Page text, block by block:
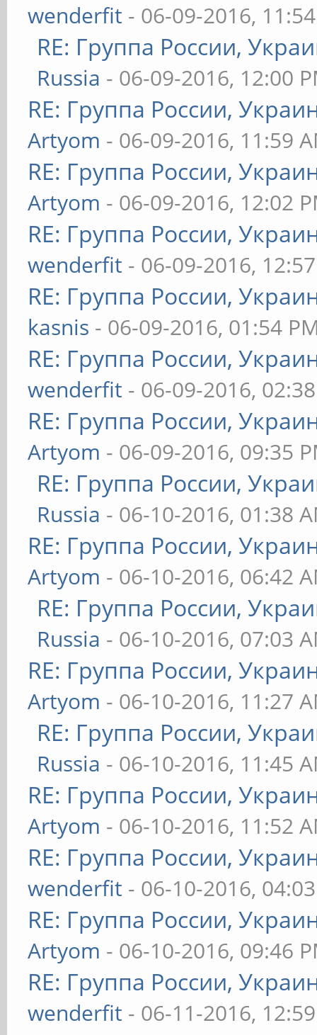
wenderfit - 06-09-2016,
RE: Группа России,
Russia - 06-09-2016, 12:00
RE: Группа России,
Artyom - 06-09-2016, 11:59
RE: Группа России,
Artyom - 06-09-2016, 12:02
RE: Группа России,
wenderfit - 06-09-2016,
RE: Группа России,
kasnis - 06-09-2016, 01:54
RE: Группа России,
wenderfit - 06-09-2016,
RE: Группа России,
Artyom - 06-09-2016, 09:35
RE: Группа России,
Russia - 06-10-2016, 01:38
RE: Группа России,
Artyom - 06-10-2016, 06:42
RE: Группа России,
Russia - 06-10-2016, 07:03
RE: Группа России,
Artyom - 06-10-2016, 11:27
RE: Группа России,
Russia - 06-10-2016, 11:45
RE: Группа России,
Artyom - 06-10-2016, 11:52
RE: Группа России,
wenderfit - 06-10-2016,
RE: Группа России,
Artyom - 06-10-2016, 09:46
RE: Группа России,
wenderfit - 06-11-2016,